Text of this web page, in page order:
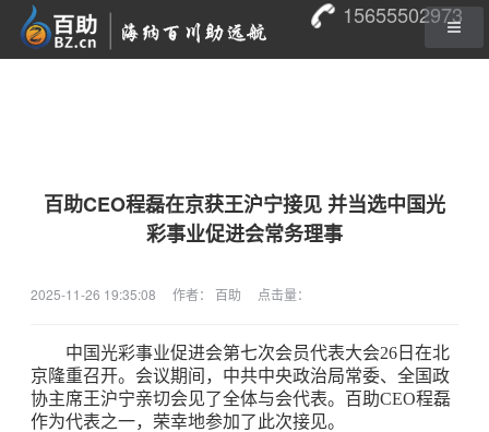
15655502973
百助CEO程磊在京获王沪宁接见 并当选中国光
彩事业促进会常务理事
2025-11-26 19:35:08 作者： 百助 点击量：
中国光彩事业促进会第七次会员代表大会26日在北
京隆重召开。会议期间，中共中央政治局常委、全国政
协主席王沪宁亲切会见了全体与会代表。百助CEO程磊
作为代表之一，荣幸地参加了此次接见。